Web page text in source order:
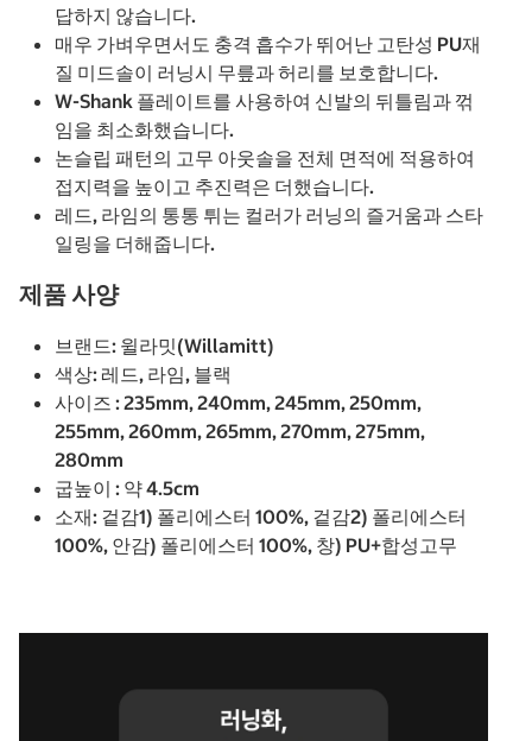
답하지 않습니다.
매우 가벼우면서도 충격 흡수가 뛰어난 고탄성 PU재
질 미드솔이 러닝시 무릎과 허리를 보호합니다.
W-Shank 플레이트를 사용하여 신발의 뒤틀림과 꺾
임을 최소화했습니다.
논슬립 패턴의 고무 아웃솔을 전체 면적에 적용하여
접지력을 높이고 추진력은 더했습니다.
레드, 라임의 통통 튀는 컬러가 러닝의 즐거움과 스타
일링을 더해줍니다.
제품 사양
브랜드: 윌라밋(Willamitt)
색상: 레드, 라임, 블랙
사이즈 : 235mm, 240mm, 245mm, 250mm,
255mm, 260mm, 265mm, 270mm, 275mm,
280mm
굽높이 : 약 4.5cm
소재: 겉감1) 폴리에스터 100%, 겉감2) 폴리에스터
100%, 안감) 폴리에스터 100%, 창) PU+합성고무